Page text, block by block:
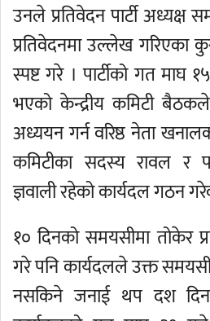
उनले प्रतिवेदन पार्टी अध्यक्ष
प्रतिवेदनमा उल्लेख गरिएका
स्पष्ट गरे । पार्टीको गत माघ
भएको केन्द्रीय कमिटी
अध्ययन गर्न वरिष्ठ नेता
कमिटीका सदस्य रावल र
ज्ञवाली रहेको कार्यदल गठन
१० दिनको समयसीमा तोकेर
गरे पनि कार्यदलले उक्त
नसकिने जनाई थप दश